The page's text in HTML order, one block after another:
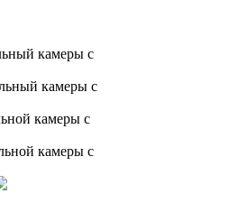
камеры c
камеры c
камеры c
камеры c